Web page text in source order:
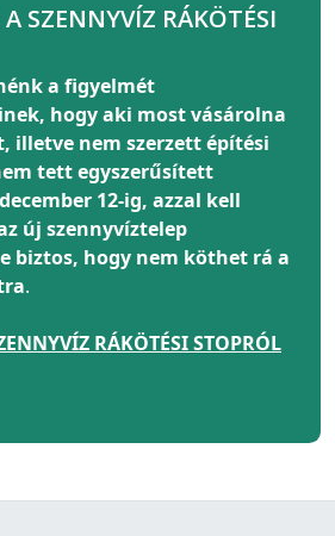
SZENNYVÍZ RÁKÖTÉSI
a figyelmét
, hogy aki most vásárolna
illetve nem szerzett építési
tett egyszerűsített
12-ig, azzal kell
új szennyvíztelep
biztos, hogy nem köthet rá a
.
RÁKÖTÉSI STOPRÓL